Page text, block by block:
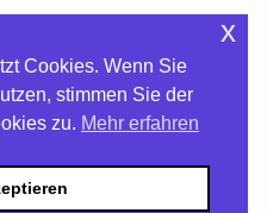
Cookies. Wenn Sie
stimmen Sie der
zu. Mehr erfahren
x